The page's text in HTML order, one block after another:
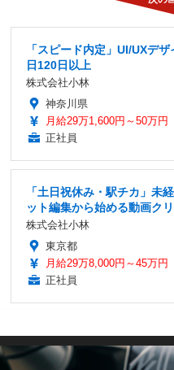
「スピード内定」UI/UXデ
日120日以上
株式会社小林
神奈川県
月給29万1,600円～50万円
正社員
「土日祝休み・駅チカ」未
ット編集から始める動画ク
株式会社小林
東京都
月給29万8,000円～45万円
正社員